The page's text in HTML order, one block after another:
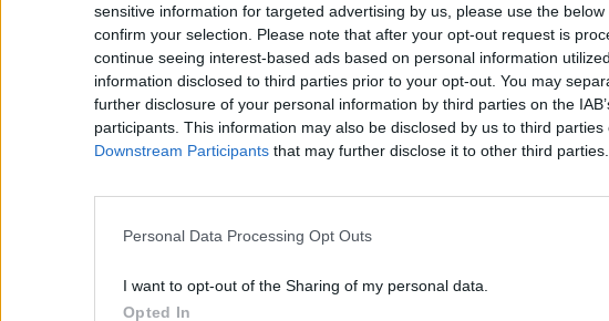
sensitive information for targeted advertising by us, please use the
confirm your selection. Please note that after your opt-out request is
continue seeing interest-based ads based on personal information
information disclosed to third parties prior to your opt-out. You may
further disclosure of your personal information by third parties on the
participants. This information may also be disclosed by us to third parties
Downstream Participants that may further disclose it to other third parties.
Personal Data Processing Opt Outs
I want to opt-out of the Sharing of my personal data.
Opted In
Σαββάτου στο ίδιο νοσοκομείο κατέληξε μία γυναίκα ηλικίας